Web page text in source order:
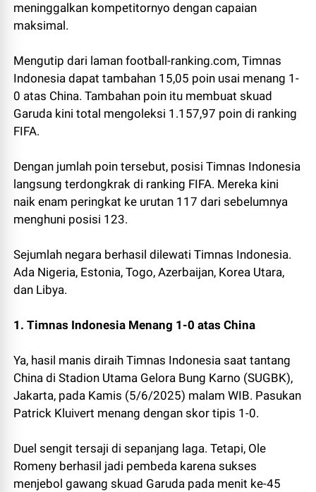
meninggalkan kompetitornyo dengan capaian
maksimal.
Mengutip dari laman football-ranking.com, Timnas
Indonesia dapat tambahan 15,05 poin usai menang 1-
0 atas China. Tambahan poin itu membuat skuad
Garuda kini total mengoleksi 1.157,97 poin di ranking
FIFA.
Dengan jumlah poin tersebut, posisi Timnas Indonesia
langsung terdongkrak di ranking FIFA. Mereka kini
naik enam peringkat ke urutan 117 dari sebelumnya
menghuni posisi 123.
Sejumlah negara berhasil dilewati Timnas Indonesia.
Ada Nigeria, Estonia, Togo, Azerbaijan, Korea Utara,
dan Libya.
1. Timnas Indonesia Menang 1-0 atas China
Ya, hasil manis diraih Timnas Indonesia saat tantang
China di Stadion Utama Gelora Bung Karno (SUGBK),
Jakarta, pada Kamis (5/6/2025) malam WIB. Pasukan
Patrick Kluivert menang dengan skor tipis 1-0.
Duel sengit tersaji di sepanjang laga. Tetapi, Ole
Romeny berhasil jadi pembeda karena sukses
menjebol gawang skuad Garuda pada menit ke-45